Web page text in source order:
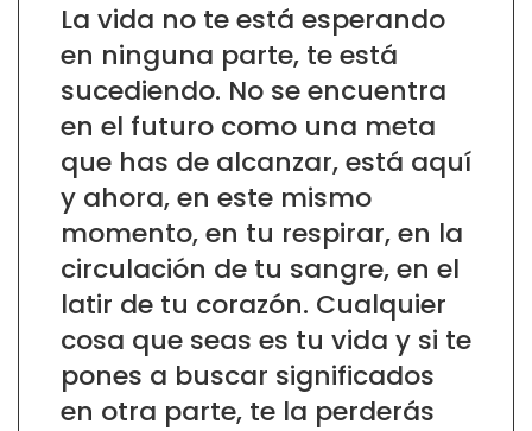
La vida no te está esperando
en ninguna parte, te está
sucediendo. No se encuentra
en el futuro como una meta
que has de alcanzar, está aquí
y ahora, en este mismo
momento, en tu respirar, en la
circulación de tu sangre, en el
latir de tu corazón. Cualquier
cosa que seas es tu vida y si te
pones a buscar significados
en otra parte, te la perderás